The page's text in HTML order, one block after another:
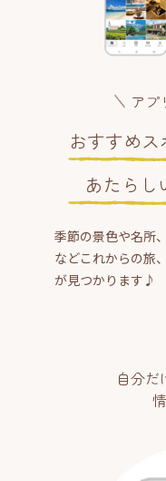
アプ
おすすめ
あたらし
季節の景色や名所
などこれからの旅
が見つかります♪
自分だ